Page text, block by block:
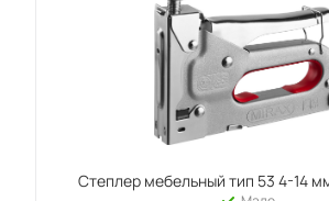
Степлер мебельный тип 53 4-14